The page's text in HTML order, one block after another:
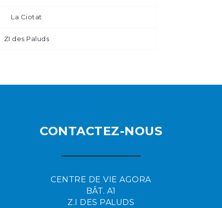
La Ciotat
ZI des Paluds
CONTACTEZ-NOUS
CENTRE DE VIE AGORA
BÂT. A1
Z.I DES PALUDS